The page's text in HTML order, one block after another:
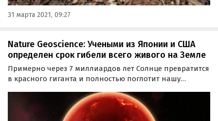
31 марта 2021, 09:27
Nature Geoscience: Учеными из Японии и США
определен срок гибели всего живого на Земле
Примерно через 7 миллиардов лет Солнце превратится
в красного гиганта и полностью поглотит нашу
выступили ученые из США и Японии, создав
детализированную модель Земли.